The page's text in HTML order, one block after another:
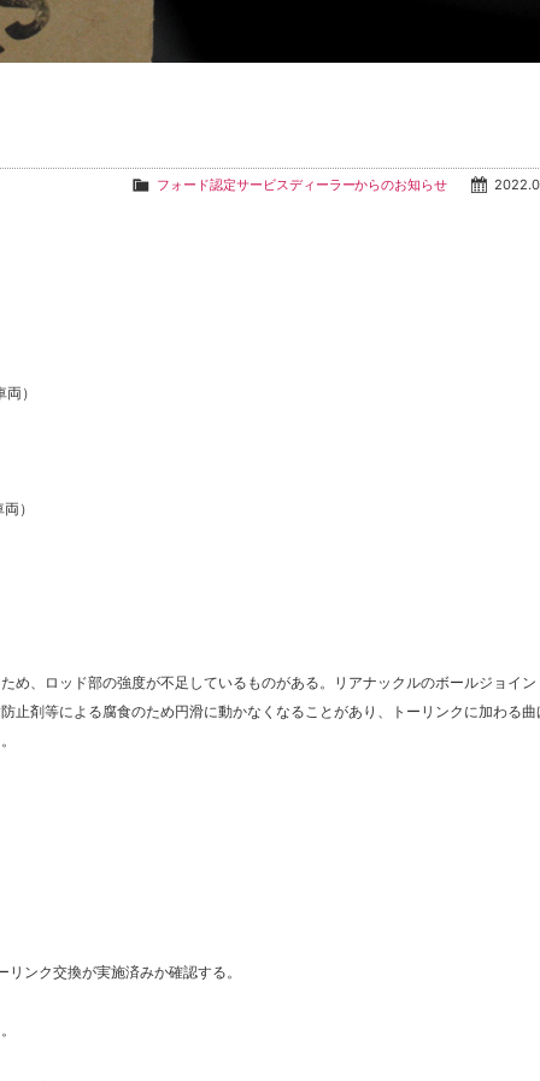
フォード認定サービスディーラーからのお知らせ
）
）
め、ロッド部の強度が不足しているものがある。リアナックルのボールジョイン
止剤等による腐食のため円滑に動かなくなることがあり、トーリンクに加わる曲
ンク交換が実施済みか確認する。